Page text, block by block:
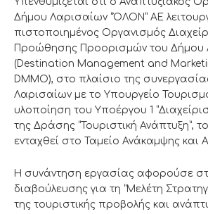
Δήμου Λαρισαίων “ΌΛΟΝ” ΑΕ
πιστοποιημένος Οργανισμός
Προώθησης Προορισμών του Δήμου
(Destination Management and
DMMO), στο πλαίσιο της
Λαρισαίων με το Υπουργείο
υλοποίηση του Υποέργου 1
της Δράσης “Τουριστική Ανάπτυξη”,
ενταχθεί στο Ταμείο Ανάκαμψης και
Η συνάντηση εργασίας αφορούσε
διαβούλευσης για τη “Μελέτη
της τουριστικής προβολής και